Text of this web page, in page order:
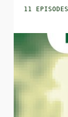
11 EPISODES